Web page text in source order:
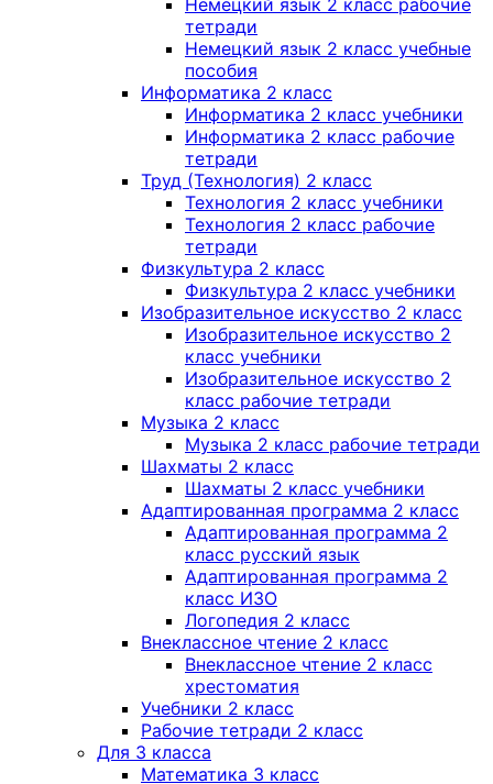
Немецкий язык 2 класс рабочие
тетради
Немецкий язык 2 класс учебные
пособия
Информатика 2 класс
Информатика 2 класс учебники
Информатика 2 класс рабочие
тетради
Труд (Технология) 2 класс
Технология 2 класс учебники
Технология 2 класс рабочие
тетради
Физкультура 2 класс
Физкультура 2 класс учебники
Изобразительное искусство 2 класс
Изобразительное искусство 2
класс учебники
Изобразительное искусство 2
класс рабочие тетради
Музыка 2 класс
Музыка 2 класс рабочие тетради
Шахматы 2 класс
Шахматы 2 класс учебники
Адаптированная программа 2 класс
Адаптированная программа 2
класс русский язык
Адаптированная программа 2
класс ИЗО
Логопедия 2 класс
Внеклассное чтение 2 класс
Внеклассное чтение 2 класс
хрестоматия
Учебники 2 класс
Рабочие тетради 2 класс
Для 3 класса
Математика 3 класс